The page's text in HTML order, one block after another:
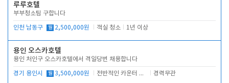
루루호텔
부부청소팀 구합니다
인천 남동구 월 2,500,000원 객실 청소 1년 이상
용인 오스카호텔
용인 처인구 오스카호텔에서 격일당번 채용합니다
경기 용인시 월 3,500,000원 전반적인 카운터 업무 경력무관